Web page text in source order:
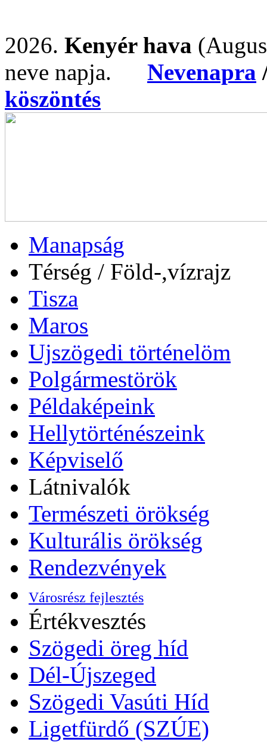
2026. Kenyér hava
neve napja. Nevenapra
köszöntés
Manapság
Térség / Föld-,vízrajz
Tisza
Maros
Ujszögedi történelöm
Polgármestörök
Példaképeink
Hellytörténészeink
Képviselő
Látnivalók
Természeti örökség
Kulturális örökség
Rendezvények
Városrész fejlesztés
Értékvesztés
Szögedi öreg híd
Dél-Újszeged
Szögedi Vasúti Híd
Ligetfürdő (SZÚE)